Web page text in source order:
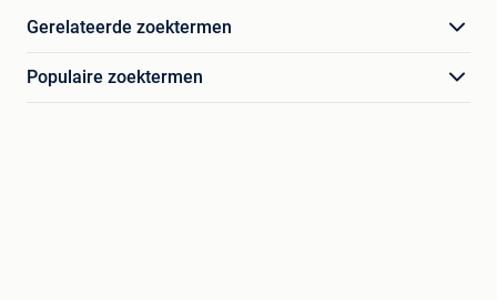
Gerelateerde zoektermen
Populaire zoektermen